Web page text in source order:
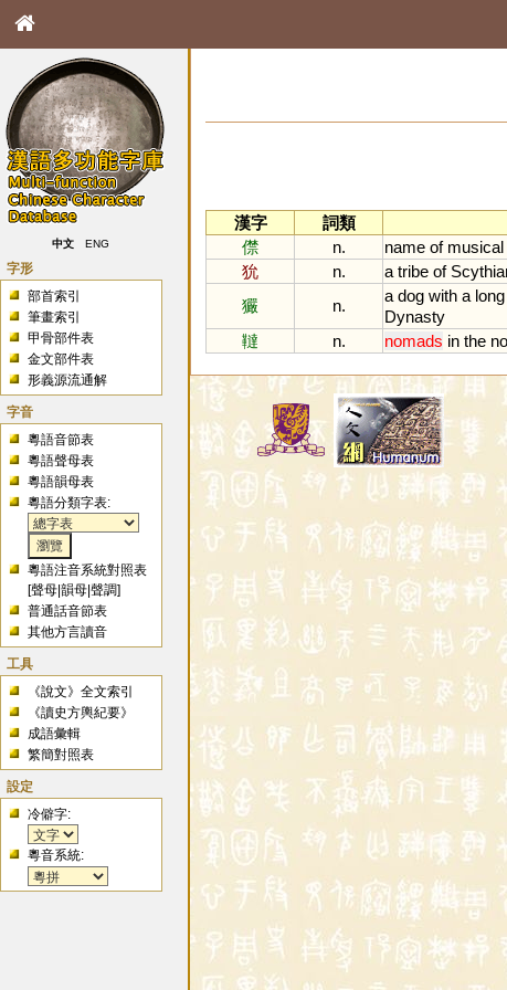
中文 ENG
字形
部首索引
筆畫索引
甲骨部件表
金文部件表
形義源流通解
字音
粵語音節表
粵語聲母表
粵語韻母表
粵語分類字表:
粵語注音系統對照表
[聲母 |韻母 |聲調]
普通話音節表
其他方言讀音
工具
《說文》全文索引
《讀史方輿紀要》
成語彙輯
繁簡對照表
設定
冷僻字:
粵音系統:
漢字
詞類
僸
n. name of musical
狁
n. a tribe of
玁
n.
a dog with a long
Dynasty
韃
n. nomads in the